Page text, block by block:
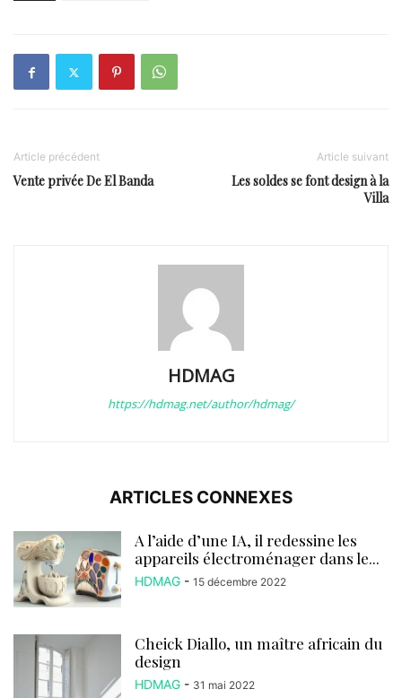
Article précédent
Vente privée De El Banda
Article suivant
Les soldes se font design à la
Villa
HDMAG
https://hdmag.net/author/hdmag/
ARTICLES CONNEXES
A l’aide d’une IA, il redessine les
appareils électroménager dans le...
HDMAG - 15 décembre 2022
Cheick Diallo, un maître africain du
design
HDMAG - 31 mai 2022